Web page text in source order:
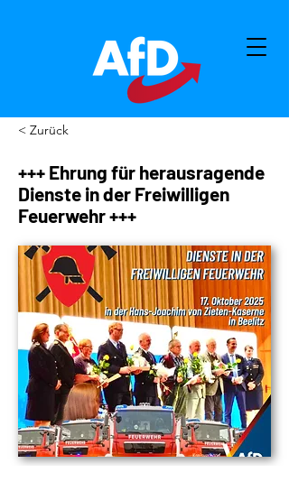
< Zurück
+++ Ehrung für herausragende
Dienste in der Freiwilligen
Feuerwehr +++